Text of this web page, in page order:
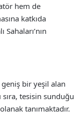
hem de
katkıda
bir yeşil alan
tesisin sunduğu
tanımaktadır.